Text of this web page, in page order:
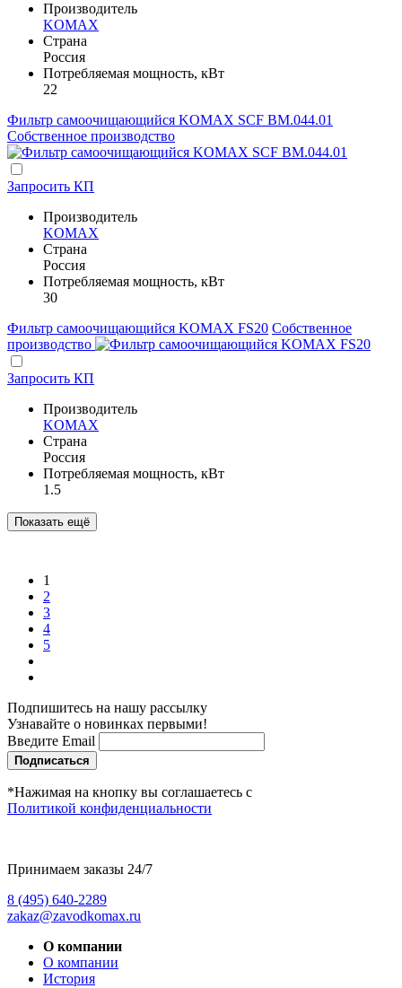
Производитель
KOMAX
Страна
Россия
Потребляемая мощность, кВт
22
Фильтр самоочищающийся KOMAX SCF BM.044.01
Собственное производство
Запросить КП
Производитель
KOMAX
Страна
Россия
Потребляемая мощность, кВт
30
Фильтр самоочищающийся KOMAX FS20 Собственное
производство
Запросить КП
Производитель
KOMAX
Страна
Россия
Потребляемая мощность, кВт
1.5
Показать ещё
1
2
3
4
5
Подпишитесь на нашу рассылку
Узнавайте о новинках первыми!
Введите Email
Подписаться
*Нажимая на кнопку вы соглашаетесь с
Политикой конфиденциальности
Принимаем заказы 24/7
8 (495) 640-2289
zakaz@zavodkomax.ru
О компании
О компании
История